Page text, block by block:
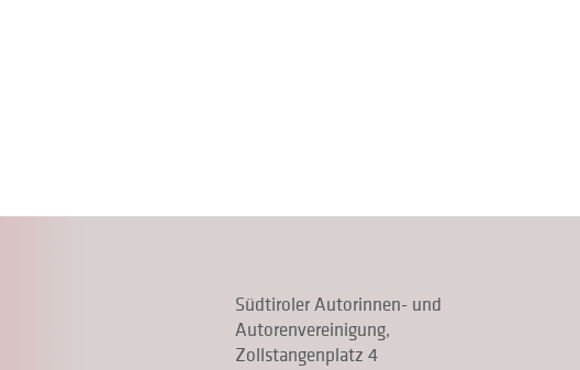
Südtiroler Autorinnen- und
Autorenvereinigung,
Zollstangenplatz 4